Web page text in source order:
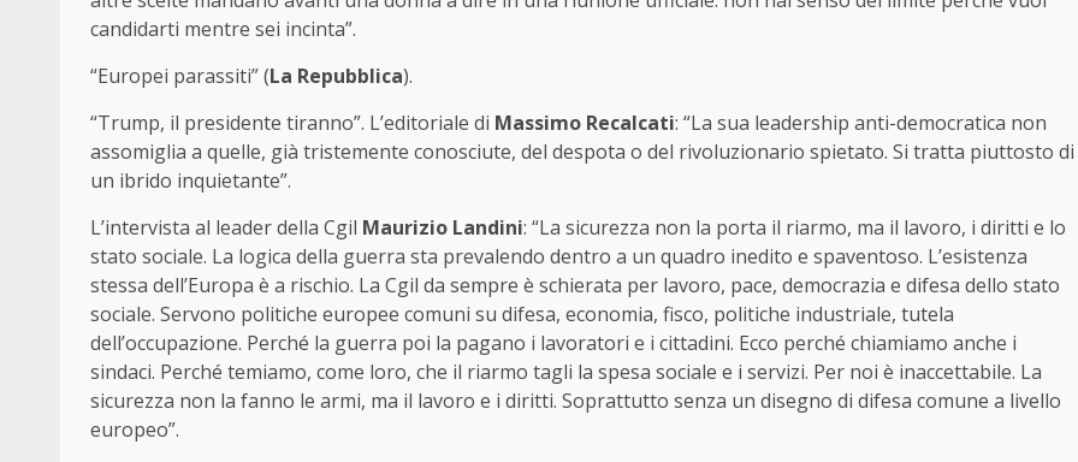
candidarti mentre sei incinta”.
“Europei parassiti” (La Repubblica).
“Trump, il presidente tiranno”. L’editoriale di Massimo Recalcati: “La sua leadership anti-democratica non
assomiglia a quelle, già tristemente conosciute, del despota o del rivoluzionario spietato. Si tratta piuttosto di
un ibrido inquietante”.
L’intervista al leader della Cgil Maurizio Landini: “La sicurezza non la porta il riarmo, ma il lavoro, i diritti e lo
stato sociale. La logica della guerra sta prevalendo dentro a un quadro inedito e spaventoso. L’esistenza
stessa dell’Europa è a rischio. La Cgil da sempre è schierata per lavoro, pace, democrazia e difesa dello stato
sociale. Servono politiche europee comuni su difesa, economia, fisco, politiche industriale, tutela
dell’occupazione. Perché la guerra poi la pagano i lavoratori e i cittadini. Ecco perché chiamiamo anche i
sindaci. Perché temiamo, come loro, che il riarmo tagli la spesa sociale e i servizi. Per noi è inaccettabile. La
sicurezza non la fanno le armi, ma il lavoro e i diritti. Soprattutto senza un disegno di difesa comune a livello
europeo”.